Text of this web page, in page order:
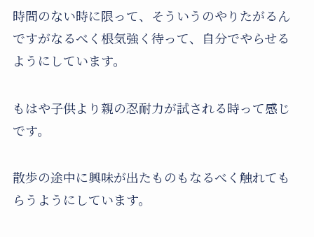
時間のない時に限って、そういうのやりたがるん
ですがなるべく根気強く待って、自分でやらせる
ようにしています。
もはや子供より親の忍耐力が試される時って感じ
です。
散歩の途中に興味が出たものもなるべく触れても
らうようにしています。